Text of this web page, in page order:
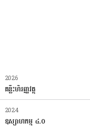
2026
គន្លឹះហិរញ្ញវត្ថុ
2024
ឧស្សាហកម្ម ៤.០